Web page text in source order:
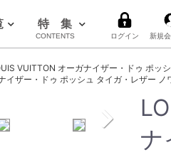
特 集
CONTENTS ログイン 新規
VUITTON オーガナイザー・ドゥ ポッ
イザー・ドゥ ポッシュ タイガ・レザー
ナ